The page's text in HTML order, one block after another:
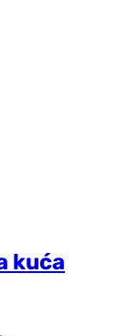
kuća